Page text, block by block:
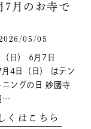
7月のお寺で
05/05
日） 6月7日
月4日（日） はテン
ニングの日 妙國寺
…
くはこちら